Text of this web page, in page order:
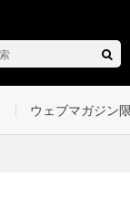
ウェブマガジン